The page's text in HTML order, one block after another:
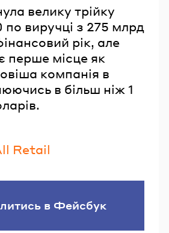
велику трійку
виручці з 275 млрд
рік, але
перше місце як
компанія в
в більш ніж 1
Retail
в Фейсбук